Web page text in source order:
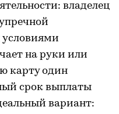
владелец
на руки или
карту один
срок выплаты
вариант: